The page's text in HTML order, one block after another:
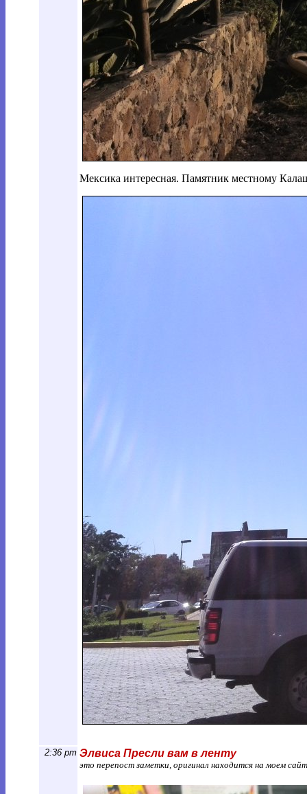
Мексика интересная. Памятник местному
2:36 pm Элвиса Пресли вам в ленту
это перепост заметки, оригинал находится на моем